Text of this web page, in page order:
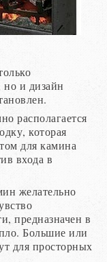
но и дизайн
располагается
которая
для камина
входа в
желательно
предназначен в
Большие или
для просторных